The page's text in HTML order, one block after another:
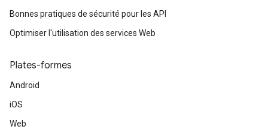
Bonnes pratiques de sécurité pour les API
Optimiser l'utilisation des services Web
Plates-formes
Android
iOS
Web